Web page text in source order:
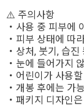
⚠️ 주의사항
・사용 중 피부에
・피부 상태에 따
・상처, 붓기, 습
・눈에 들어가지
・어린이가 사용
・개봉 후에는 가
・패키지 디자인